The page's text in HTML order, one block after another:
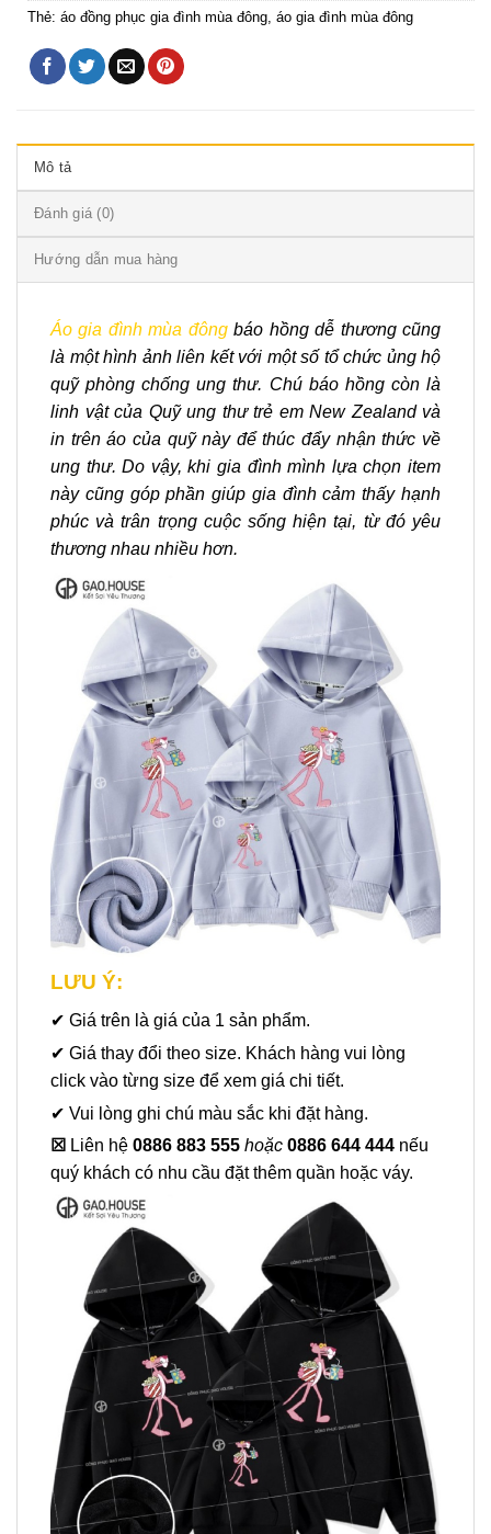
Thẻ: áo đồng phục gia đình mùa đông, áo gia đình mùa đông
Mô tả
Đánh giá (0)
Hướng dẫn mua hàng
Áo gia đình mùa đôngbáo hồng dễ thương cũng
là một hình ảnh liên kết với một số tổ chức ủng hộ
quỹ phòng chống ung thư. Chú báo hồng còn là
linh vật của Quỹ ung thư trẻ em New Zealand và
in trên áo của quỹ này để thúc đẩy nhận thức về
ung thư. Do vậy, khi gia đình mình lựa chọn item
này cũng góp phần giúp gia đình cảm thấy hạnh
phúc và trân trọng cuộc sống hiện tại, từ đó yêu
thương nhau nhiều hơn.
LƯU Ý:
✔ Giá trên là giá của 1 sản phẩm.
✔ Giá thay đổi theo size. Khách hàng vui lòng
click vào từng size để xem giá chi tiết.
✔ Vui lòng ghi chú màu sắc khi đặt hàng.
☒ Liên hệ 0886 883 555 hoặc 0886 644 444 nếu
quý khách có nhu cầu đặt thêm quần hoặc váy.